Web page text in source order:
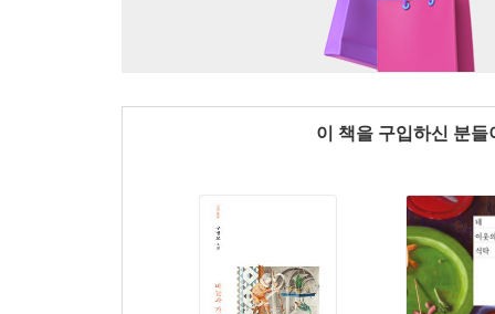
이 책을 구입하신 분